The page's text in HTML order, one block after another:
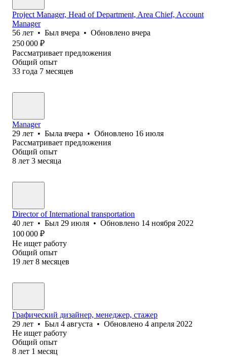
Project Manager, Head of Department, Area Chief, Account
Manager
56 лет • Был вчера • Обновлено вчера
250 000 ₽
Рассматривает предложения
Общий опыт
33 года 7 месяцев
Manager
29 лет • Была вчера • Обновлено 16 июля
Рассматривает предложения
Общий опыт
8 лет 3 месяца
Director of International transportation
40 лет • Был 29 июля • Обновлено 14 ноября 2022
100 000 ₽
Не ищет работу
Общий опыт
19 лет 8 месяцев
Графический дизайнер, менеджер, стажер
29 лет • Был 4 августа • Обновлено 4 апреля 2022
Не ищет работу
Общий опыт
8 лет 1 месяц